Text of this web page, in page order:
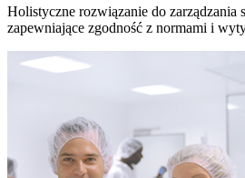
Holistyczne rozwiązanie do zarządzania
zapewniające zgodność z normami i